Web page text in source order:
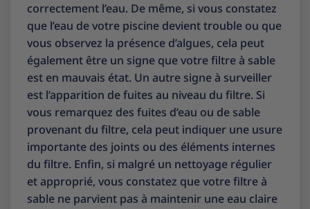
correctement l’eau. De même, si vous constatez
que l’eau de votre piscine devient trouble ou que
vous observez la présence d’algues, cela peut
également être un signe que votre filtre à sable
est en mauvais état. Un autre signe à surveiller
est l’apparition de fuites au niveau du filtre. Si
vous remarquez des fuites d’eau ou de sable
provenant du filtre, cela peut indiquer une usure
importante des joints ou des éléments internes
du filtre. Enfin, si malgré un nettoyage régulier
et approprié, vous constatez que votre filtre à
sable ne parvient pas à maintenir une eau claire